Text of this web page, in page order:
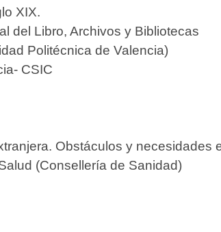
XIX.
del Libro, Archivos y Bibliotecas
Politécnica de Valencia)
CSIC
Obstáculos y necesidades
(Consellería de Sanidad)